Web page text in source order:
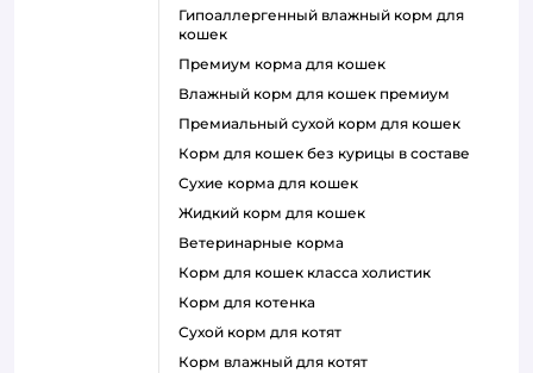
гипоаллергенный влажный корм для
кошек
премиум корма для кошек
влажный корм для кошек премиум
премиальный сухой корм для кошек
корм для кошек без курицы в составе
сухие корма для кошек
жидкий корм для кошек
ветеринарные корма
корм для кошек класса холистик
корм для котенка
сухой корм для котят
корм влажный для котят